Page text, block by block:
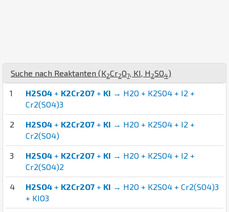
Suche nach Reaktanten (K2Cr2O7 KI H 2SO4)
1 H2SO4 + K2Cr2O7 + KI → H2O + K2SO4 + I2 +
Cr2(SO4)3
2 H2SO4 + K2Cr2O7 + KI → H2O + K2SO4 + I2 +
Cr2(SO4)
3 H2SO4 + K2Cr2O7 + KI → H2O + K2SO4 + I2 +
Cr2(SO4)2
4 H2SO4 + K2Cr2O7 + KI → H2O + K2SO4 + Cr2(SO4)3
+ KIO3